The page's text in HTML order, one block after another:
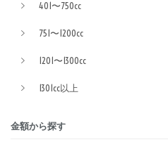
401〜750cc
751〜1200cc
1201〜1300cc
1301cc以上
金額から探す